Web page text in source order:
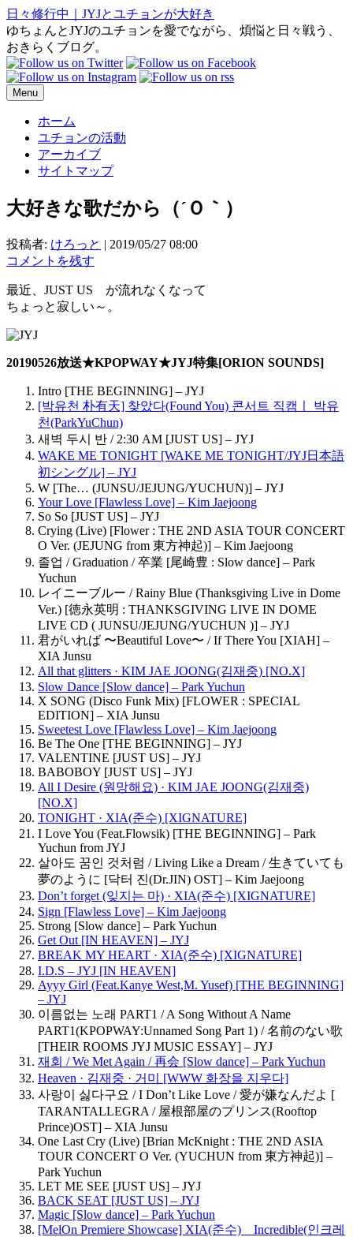
日々修行中｜JYJとユチョンが大好き
ゆちょんとJYJのユチョンを愛でながら、煩悩と日々戦う、
おきらくブログ。
Menu
ホーム
ユチョンの活動
アーカイブ
サイトマップ
大好きな歌だから（´Ｏ｀）
投稿者: けろっと | 2019/05/27 08:00
コメントを残す
最近、JUST US が流れなくなって
ちょっと寂しい～。
20190526放送★KPOPWAY★JYJ特集[ORION SOUNDS]
Intro [THE BEGINNING] – JYJ
[박유천 朴有天] 찾았다(Found You) 콘서트 직캠ㅣ 박유
천(ParkYuChun)
새벽 두시 반 / 2:30 AM [JUST US] – JYJ
WAKE ME TONIGHT [WAKE ME TONIGHT/JYJ日本語
初シングル] – JYJ
W [The… (JUNSU/JEJUNG/YUCHUN)] – JYJ
Your Love [Flawless Love] – Kim Jaejoong
So So [JUST US] – JYJ
Crying (Live) [Flower : THE 2ND ASIA TOUR CONCERT
O Ver. (JEJUNG from 東方神起)] – Kim Jaejoong
졸업 / Graduation / 卒業 [尾崎豊 : Slow dance] – Park
Yuchun
レイニーブルー / Rainy Blue (Thanksgiving Live in Dome
Ver.) [徳永英明 : THANKSGIVING LIVE IN DOME
LIVE CD ( JUNSU/JEJUNG/YUCHUN )] – JYJ
君がいれば 〜Beautiful Love〜 / If There You [XIAH] –
XIA Junsu
All that glitters · KIM JAE JOONG(김재중) [NO.X]
Slow Dance [Slow dance] – Park Yuchun
X SONG (Disco Funk Mix) [FLOWER : SPECIAL
EDITION] – XIA Junsu
Sweetest Love [Flawless Love] – Kim Jaejoong
Be The One [THE BEGINNING] – JYJ
VALENTINE [JUST US] – JYJ
BABOBOY [JUST US] – JYJ
All I Desire (원망해요) · KIM JAE JOONG(김재중)
[NO.X]
TONIGHT · XIA(준수) [XIGNATURE]
I Love You (Feat.Flowsik) [THE BEGINNING] – Park
Yuchun from JYJ
살아도 꿈인 것처럼 / Living Like a Dream / 生きていても
夢のように [닥터 진(Dr.JIN) OST] – Kim Jaejoong
Don’t forget (잊지는 마) · XIA(준수) [XIGNATURE]
Sign [Flawless Love] – Kim Jaejoong
Strong [Slow dance] – Park Yuchun
Get Out [IN HEAVEN] – JYJ
BREAK MY HEART · XIA(준수) [XIGNATURE]
I.D.S – JYJ [IN HEAVEN]
Ayyy Girl (Feat.Kanye West,M. Yusef) [THE BEGINNING]
– JYJ
이름없는 노래 PART1 / A Song Without A Name
PART1(KPOPWAY:Unnamed Song Part 1) / 名前のない歌
[THEIR ROOMS JYJ MUSIC ESSAY] – JYJ
재회 / We Met Again / 再会 [Slow dance] – Park Yuchun
Heaven · 김재중 · 거미 [WWW 화장을 지우다]
사랑이 싫다구요 / I Don’t Like Love / 愛が嫌なんだよ [
TARANTALLEGRA / 屋根部屋のプリンス(Rooftop
Prince)OST] – XIA Junsu
One Last Cry (Live) [Brian McKnight : THE 2ND ASIA
TOUR CONCERT O Ver. (YUCHUN from 東方神起)] –
Park Yuchun
LET ME SEE [JUST US] – JYJ
BACK SEAT [JUST US] – JYJ
Magic [Slow dance] – Park Yuchun
[MelOn Premiere Showcase] XIA(준수) _ Incredible(인크레